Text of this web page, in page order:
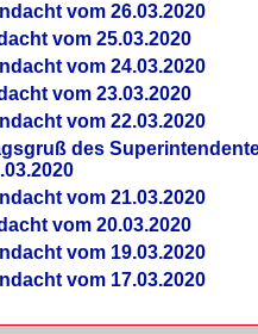
vom 26.03.2020
vom 25.03.2020
vom 24.03.2020
vom 23.03.2020
vom 22.03.2020
des
vom 21.03.2020
vom 20.03.2020
vom 19.03.2020
vom 17.03.2020